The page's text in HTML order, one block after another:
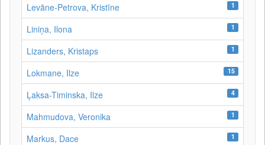
Levāne‑Petrova, Kristīne 1
Liniņa, Ilona 1
Lizanders, Kristaps 1
Lokmane, Ilze 15
Ļaksa-Timinska, Ilze 4
Mahmudova, Veronika 1
Markus, Dace 1